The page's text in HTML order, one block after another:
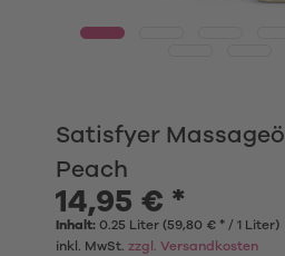
Satisfyer Massageöl
Peach
14,95 € *
Inhalt: 0.25 Liter (59,80 € * / 1 Liter)
inkl. MwSt. zzgl. Versandkosten